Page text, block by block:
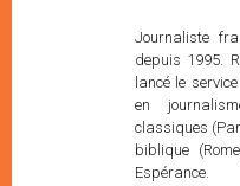
Journaliste
depuis 1995.
lancé le
en
classiques
biblique
Espérance.